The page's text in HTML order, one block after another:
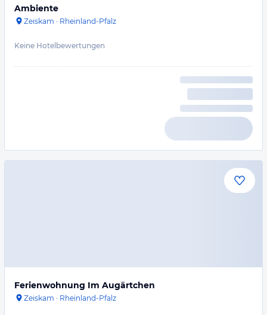
Ambiente
Zeiskam · Rheinland-Pfalz
Keine Hotelbewertungen
Ferienwohnung Im Augärtchen
Zeiskam · Rheinland-Pfalz